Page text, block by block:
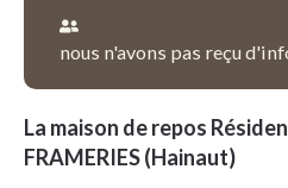
nous n'avons pas reçu
La maison de repos
FRAMERIES (Hainaut)